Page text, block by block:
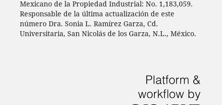
Mexicano de la Propiedad Industrial: No. 1,183,059.
Responsable de la última actualización de este
número Dra. Sonia L. Ramírez Garza, Cd.
Universitaria, San Nicolás de los Garza, N.L., México.